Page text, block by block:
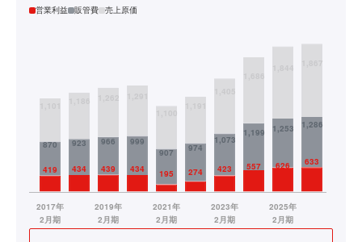
営業利益 販管費 売上原価